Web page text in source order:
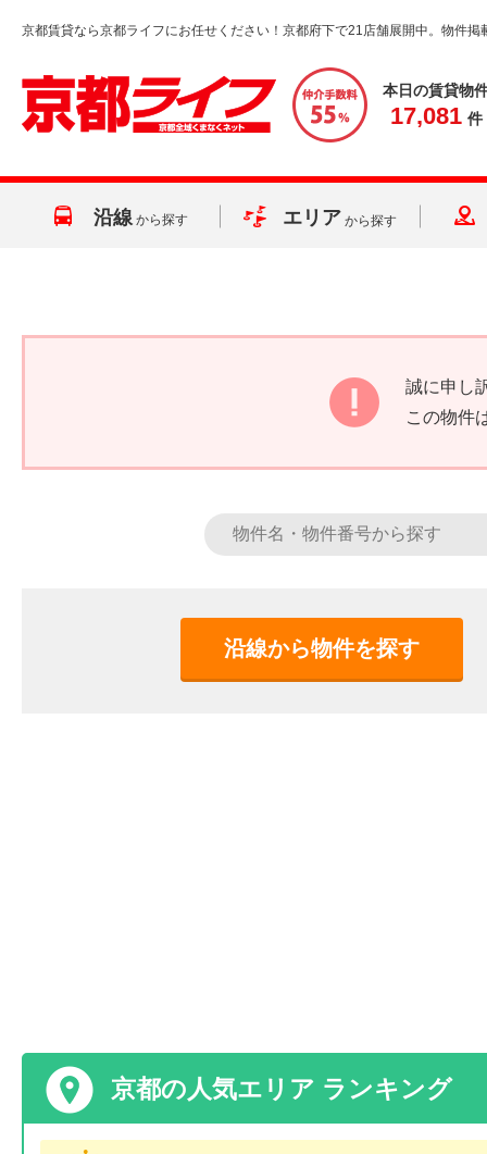
京都賃貸なら京都ライフにお任せください！京都府下で21店舗展開中。物件掲
本日の賃貸物
17,081 件
沿線 から探す エリア から探す
誠に申し
この物件
沿線から物件を探す
京都の人気エリア ランキング